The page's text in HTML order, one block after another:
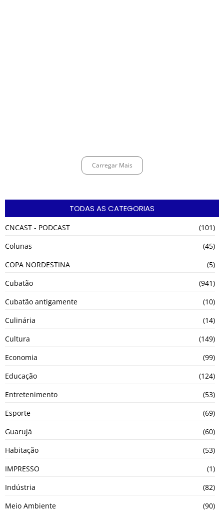
Carregar Mais
TODAS AS CATEGORIAS
CNCAST - PODCAST
(101)
Colunas
(45)
COPA NORDESTINA
(5)
Cubatão
(941)
Cubatão antigamente
(10)
Culinária
(14)
Cultura
(149)
Economia
(99)
Educação
(124)
Entretenimento
(53)
Esporte
(69)
Guarujá
(60)
Habitação
(53)
IMPRESSO
(1)
Indústria
(82)
Meio Ambiente
(90)